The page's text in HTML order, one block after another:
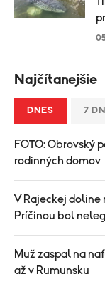
Najčítanejšie
DNES 7 DNÍ
FOTO: Obrovský
rodinných domov
V Rajeckej
Príčinou bol
Muž zaspal na
až v Rumunsku